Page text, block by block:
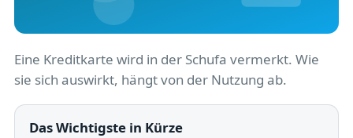
Versicherung
Baufinanzierung
Eine Kreditkarte wird in der Schufa vermerkt. Wie
sie sich auswirkt, hängt von der Nutzung ab.
Das Wichtigste in Kürze